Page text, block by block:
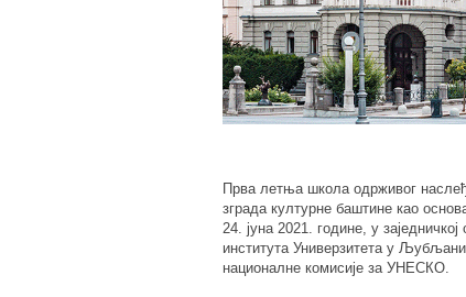
Прва летња школа одрживог
зграда културне баштине као
24. јуна 2021. године, у
института Универзитета у
националне комисије за УНЕСКО.